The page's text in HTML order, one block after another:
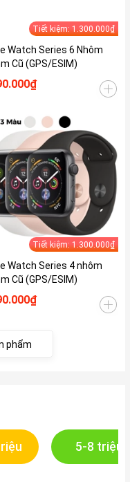
Tiết kiệm: 1.300.000₫
Watch Series 6 Nhôm
Cũ (GPS/ESIM)
Tiết kiệm: 1.300.000₫
Watch Series 4 nhôm
Cũ (GPS/ESIM)
phẩm
5-8 triệu